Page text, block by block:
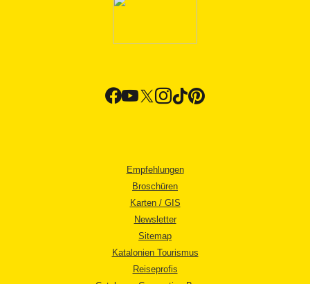
Empfehlungen
Broschüren
Karten / GIS
Newsletter
Sitemap
Katalonien Tourismus
Reiseprofis